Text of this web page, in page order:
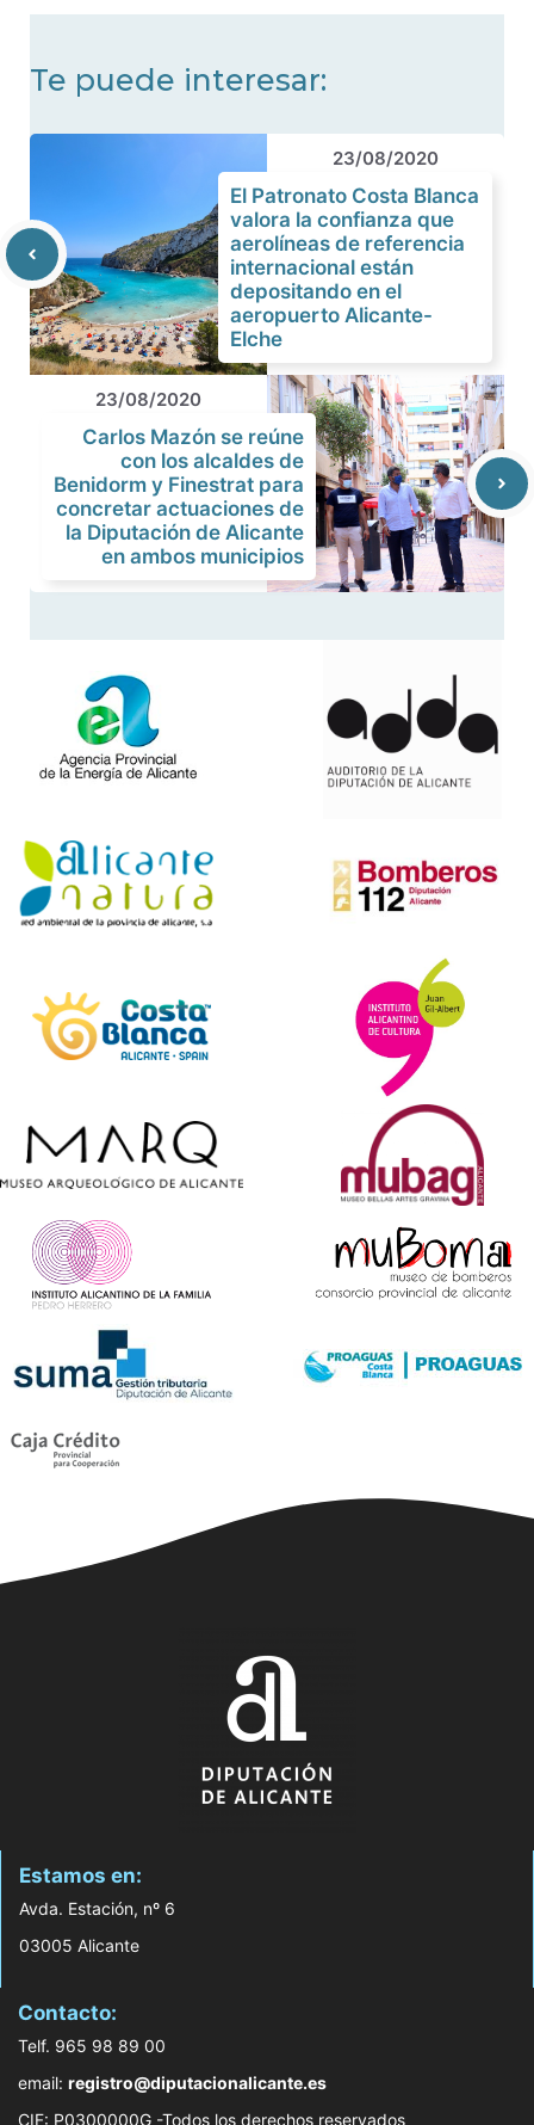
Te puede interesar:
23/08/2020
El Patronato Costa Blanca
valora la confianza que
aerolíneas de referencia
internacional están
depositando en el
aeropuerto Alicante-
Elche
23/08/2020
Carlos Mazón se reúne
con los alcaldes de
Benidorm y Finestrat para
concretar actuaciones de
la Diputación de Alicante
en ambos municipios
Estamos en:
Avda. Estación, nº 6
03005 Alicante
Contacto:
Telf. 965 98 89 00
email: registro@diputacionalicante.es
CIF: P0300000G -Todos los derechos reservados